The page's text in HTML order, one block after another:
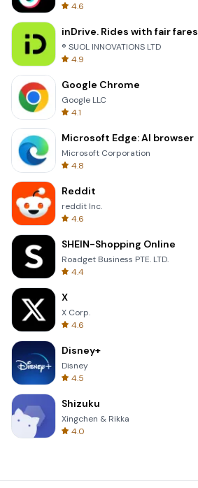
4.6
inDrive. Rides with fair fares
® SUOL INNOVATIONS LTD
4.9
Google Chrome
Google LLC
4.1
Microsoft Edge: AI browser
Microsoft Corporation
4.8
Reddit
reddit Inc.
4.6
SHEIN-Shopping Online
Roadget Business PTE. LTD.
4.4
X
X Corp.
4.6
Disney+
Disney
4.5
Shizuku
Xingchen & Rikka
4.0